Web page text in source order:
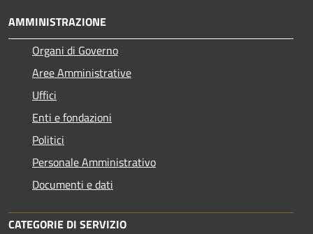
AMMINISTRAZIONE
Organi di Governo
Aree Amministrative
Uffici
Enti e fondazioni
Politici
Personale Amministrativo
Documenti e dati
CATEGORIE DI SERVIZIO